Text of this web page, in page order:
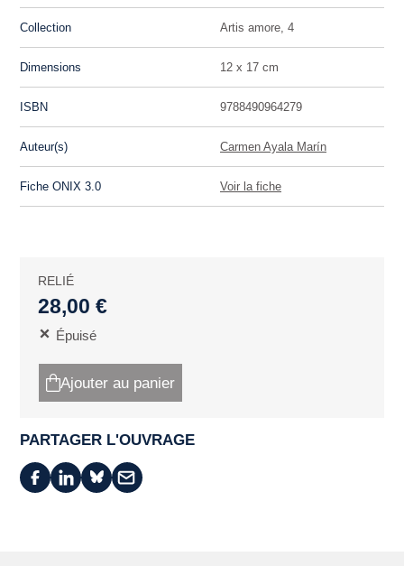
Collection Artis amore, 4
Dimensions 12 x 17 cm
ISBN 9788490964279
Auteur(s) Carmen Ayala Marín
Fiche ONIX 3.0 Voir la fiche
RELIÉ
28,00 €
Épuisé
Ajouter au panier
PARTAGER L'OUVRAGE